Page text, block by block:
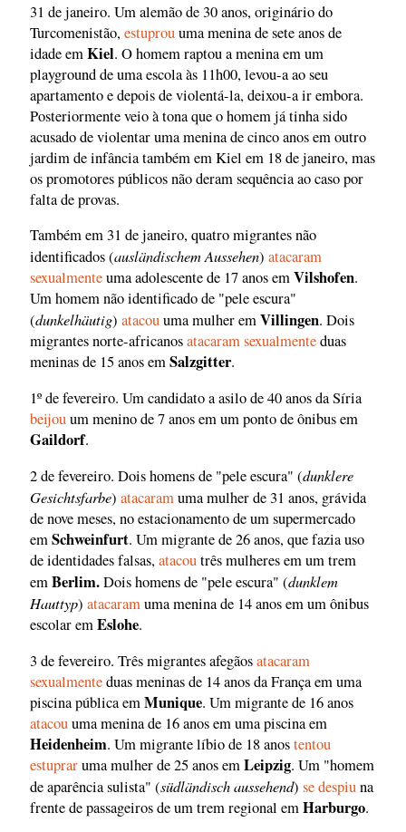
31 de janeiro. Um alemão de 30 anos, originário do
Turcomenistão,estuprouuma menina de sete anos de
idade emKiel. O homem raptou a menina em um
playground de uma escola às 11h00, levou-a ao seu
apartamento e depois de violentá-la, deixou-a ir embora.
Posteriormente veio à tona que o homem já tinha sido
acusado de violentar uma menina de cinco anos em outro
jardim de infância também em Kiel em 18 de janeiro, mas
os promotores públicos não deram sequência ao caso por
falta de provas.
Também em 31 de janeiro, quatro migrantes não
identificados (ausländischem Aussehen) atacaram
sexualmenteuma adolescente de 17 anos emVilshofen.
Um homem não identificado de "pele escura"
(dunkelhäutig) atacouuma mulher emVillingen. Dois
migrantes norte-africanosatacaram sexualmenteduas
meninas de 15 anos emSalzgitter.
1º de fevereiro. Um candidato a asilo de 40 anos da Síria
beijouum menino de 7 anos em um ponto de ônibus em
Gaildorf.
2 de fevereiro. Dois homens de "pele escura" (dunklere
Gesichtsfarbe) atacaramuma mulher de 31 anos, grávida
de nove meses, no estacionamento de um supermercado
emSchweinfurt. Um migrante de 26 anos, que fazia uso
de identidades falsas,atacoutrês mulheres em um trem
emBerlim.Dois homens de "pele escura" (dunklem
Hauttyp) atacaramuma menina de 14 anos em um ônibus
escolar emEslohe.
3 de fevereiro. Três migrantes afegãosatacaram
sexualmenteduas meninas de 14 anos da França em uma
piscina pública emMunique. Um migrante de 16 anos
atacouuma menina de 16 anos em uma piscina em
Heidenheim. Um migrante líbio de 18 anostentou
estupraruma mulher de 25 anos emLeipzig. Um "homem
de aparência sulista" (südländisch aussehend) se despiuna
frente de passageiros de um trem regional emHarburgo.